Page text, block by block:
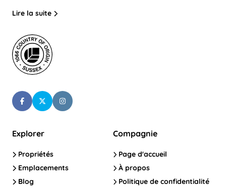
Lire la suite
Explorer
Propriétés
Emplacements
Blog
Compagnie
Page d'accueil
À propos
Politique de confidentialité